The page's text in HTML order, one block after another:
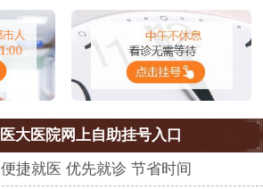
大医院网上自助挂号入口
捷就医 优先就诊 节省时间